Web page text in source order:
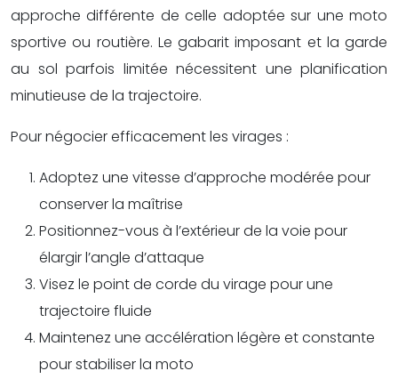
approche différente de celle adoptée sur une moto
sportive ou routière. Le gabarit imposant et la garde
au sol parfois limitée nécessitent une planification
minutieuse de la trajectoire.
Pour négocier efficacement les virages :
Adoptez une vitesse d’approche modérée pour
conserver la maîtrise
Positionnez-vous à l’extérieur de la voie pour
élargir l’angle d’attaque
Visez le point de corde du virage pour une
trajectoire fluide
Maintenez une accélération légère et constante
pour stabiliser la moto